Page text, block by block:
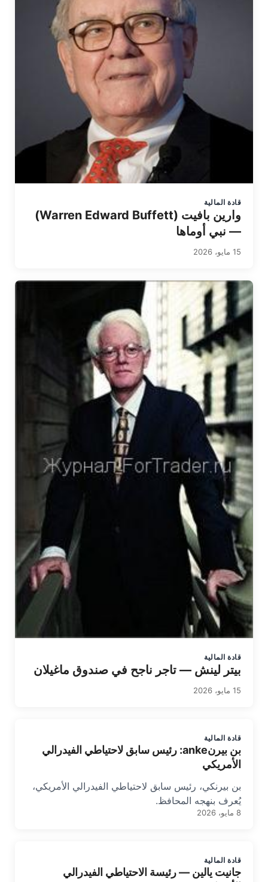
قادة المالية
وارين بافيت (Warren Edward Buffett)
— نبي أوماها
15 مايو، 2026
قادة المالية
بيتر لينش — تاجر ناجح في صندوق ماغيلان
15 مايو، 2026
قادة المالية
بن بيرنanke: رئيس سابق لاحتياطي الفيدرالي
الأمريكي
بن بيرنكي، رئيس سابق لاحتياطي الفيدرالي الأمريكي،
يُعرف بنهجه المحافظ.
8 مايو، 2026
قادة المالية
جانيت يالين — رئيسة الاحتياطي الفيدرالي